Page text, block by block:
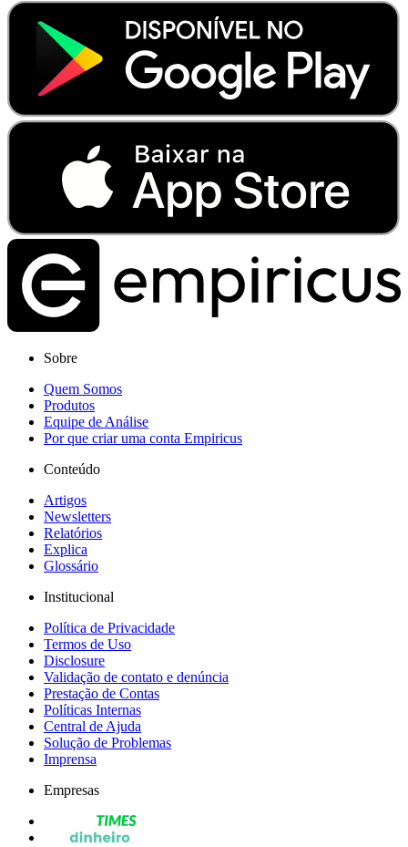
Sobre
Quem Somos
Produtos
Equipe de Análise
Por que criar uma conta Empiricus
Conteúdo
Artigos
Newsletters
Relatórios
Explica
Glossário
Institucional
Política de Privacidade
Termos de Uso
Disclosure
Validação de contato e denúncia
Prestação de Contas
Políticas Internas
Central de Ajuda
Solução de Problemas
Imprensa
Empresas